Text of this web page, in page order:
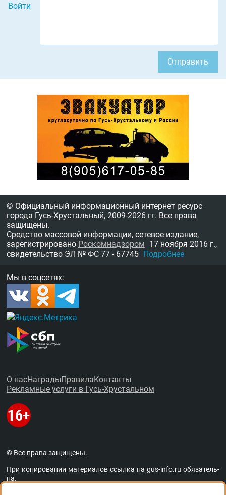
Войти
Отправить
© Официальный информационный интернет ресурс
города Гусь-Хрустальный, 2009-2026 гг. Все права
защищены.
Средство массовой информации, сетевое издание,
зарегистрировано Роскомнадзором 17 ноября 2016 г.,
свидетельство ЭЛ № ФС 77 - 67745 Подробнее
Мы в соцсетях:
О насНаградыПравилаКонтакты
Рекламные услуги в Гусь-Хрустальном
© Все права защищены.
При копировании материалов ссыл­ка наgus-info.ru обя­за­тель­
на.